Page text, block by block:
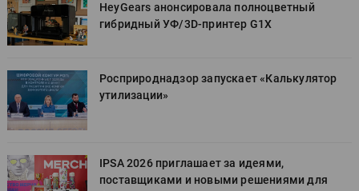
HeyGears анонсировала полноцветный
гибридный УФ/3D-принтер G1X
Росприроднадзор запускает «Калькулятор
утилизации»
IPSA 2026 приглашает за идеями,
поставщиками и новыми решениями для